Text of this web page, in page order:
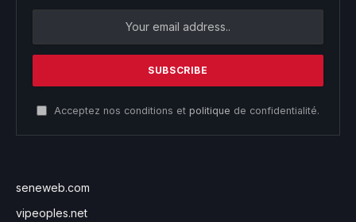
Acceptez nos conditions et politique de confidentialité.
seneweb.com
vipeoples.net